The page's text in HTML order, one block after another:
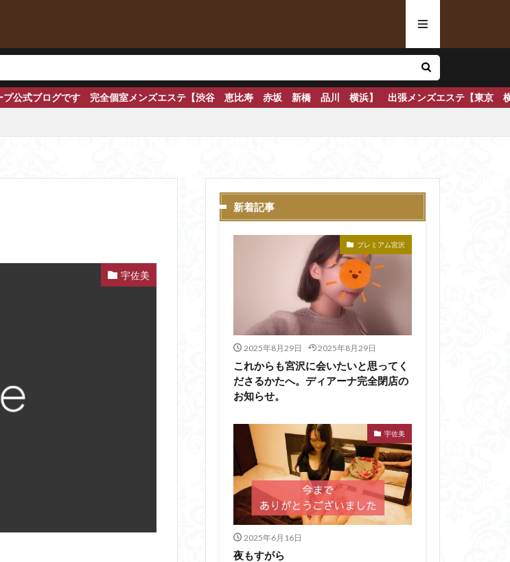
メンズエステ【渋谷 恵比寿 赤坂 新橋 品川 横浜】 出張メンズエステ【東京 横浜】 鍛錬されたセラピスト
宇佐美
新着記事
プレミアム宮沢
2025年8月29日 2025年8月29日
これからも宮沢に会いたいと思ってく
ださるかたへ。ディアーナ完全閉店の
お知らせ。
宇佐美
2025年6月16日
夜もすがら